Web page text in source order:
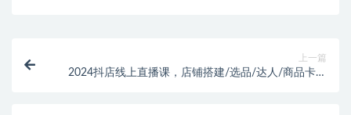
上一篇
2024抖店线上直播课，店铺搭建/选品/达人/商品卡流